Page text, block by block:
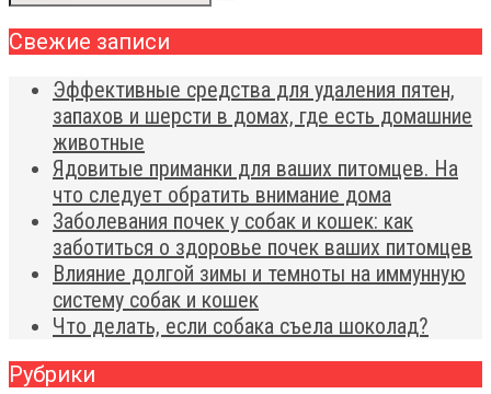
Свежие записи
Эффективные средства для удаления пятен,
запахов и шерсти в домах, где есть домашние
животные
Ядовитые приманки для ваших питомцев. На
что следует обратить внимание дома
Заболевания почек у собак и кошек: как
заботиться о здоровье почек ваших питомцев
Влияние долгой зимы и темноты на иммунную
систему собак и кошек
Что делать, если собака съела шоколад?
Рубрики